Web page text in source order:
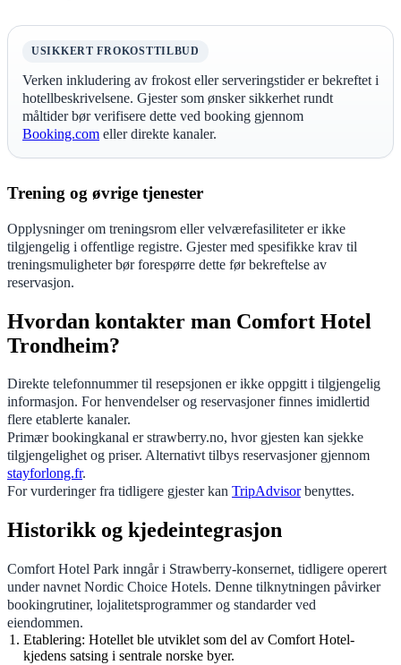
USIKKERT FROKOSTTILBUD
Verken inkludering av frokost eller serveringstider er bekreftet i
hotellbeskrivelsene. Gjester som ønsker sikkerhet rundt
måltider bør verifisere dette ved booking gjennom
Booking.com eller direkte kanaler.
Trening og øvrige tjenester
Opplysninger om treningsrom eller velværefasiliteter er ikke
tilgjengelig i offentlige registre. Gjester med spesifikke krav til
treningsmuligheter bør forespørre dette før bekreftelse av
reservasjon.
Hvordan kontakter man Comfort Hotel
Trondheim?
Direkte telefonnummer til resepsjonen er ikke oppgitt i tilgjengelig
informasjon. For henvendelser og reservasjoner finnes imidlertid
flere etablerte kanaler.
Primær bookingkanal er strawberry.no, hvor gjesten kan sjekke
tilgjengelighet og priser. Alternativt tilbys reservasjoner gjennom
stayforlong.fr.
For vurderinger fra tidligere gjester kan TripAdvisorbenyttes.
Historikk og kjedeintegrasjon
Comfort Hotel Park inngår i Strawberry-konsernet, tidligere operert
under navnet Nordic Choice Hotels. Denne tilknytningen påvirker
bookingrutiner, lojalitetsprogrammer og standarder ved
eiendommen.
Etablering: Hotellet ble utviklet som del av Comfort Hotel-
kjedens satsing i sentrale norske byer.